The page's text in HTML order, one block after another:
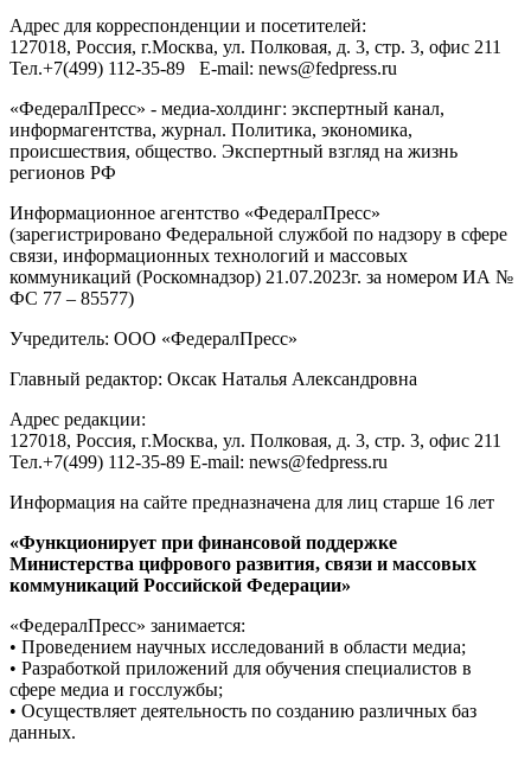
Адрес для корреспонденции и посетителей:
127018, Россия, г.Москва, ул. Полковая, д. 3, стр. 3, офис 211
Тел.+7(499) 112-35-89 E-mail: news@fedpress.ru
«ФедералПресс» - медиа-холдинг: экспертный канал,
информагентства, журнал. Политика, экономика,
происшествия, общество. Экспертный взгляд на жизнь
регионов РФ
Информационное агентство «ФедералПресс»
(зарегистрировано Федеральной службой по надзору в сфере
связи, информационных технологий и массовых
коммуникаций (Роскомнадзор) 21.07.2023г. за номером ИА №
ФС 77 – 85577)
Учредитель: ООО «ФедералПресс»
Главный редактор: Оксак Наталья Александровна
Адрес редакции:
127018, Россия, г.Москва, ул. Полковая, д. 3, стр. 3, офис 211
Тел.+7(499) 112-35-89 E-mail: news@fedpress.ru
Информация на сайте предназначена для лиц старше 16 лет
«Функционирует при финансовой поддержке
Министерства цифрового развития, связи и массовых
коммуникаций Российской Федерации»
«ФедералПресс» занимается:
• Проведением научных исследований в области медиа;
• Разработкой приложений для обучения специалистов в
сфере медиа и госслужбы;
• Осуществляет деятельность по созданию различных баз
данных.